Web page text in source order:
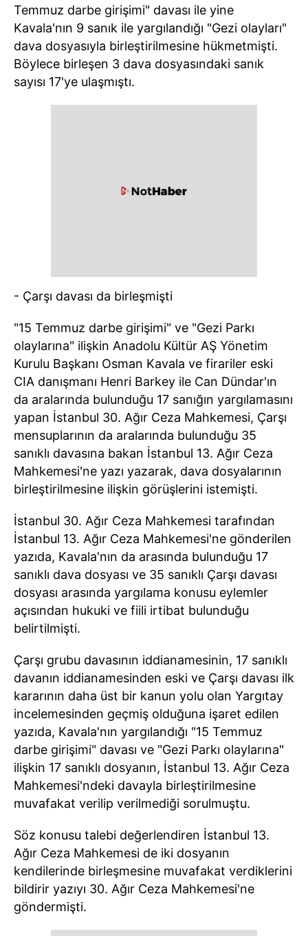
Temmuz darbe girişimi" davası ile yine
Kavala'nın 9 sanık ile yargılandığı "Gezi olayları"
dava dosyasıyla birleştirilmesine hükmetmişti.
Böylece birleşen 3 dava dosyasındaki sanık
sayısı 17'ye ulaşmıştı.
- Çarşı davası da birleşmişti
"15 Temmuz darbe girişimi" ve "Gezi Parkı
olaylarına" ilişkin Anadolu Kültür AŞ Yönetim
Kurulu Başkanı Osman Kavala ve firariler eski
CIA danışmanı Henri Barkey ile Can Dündar'ın
da aralarında bulunduğu 17 sanığın yargılamasını
yapan İstanbul 30. Ağır Ceza Mahkemesi, Çarşı
mensuplarının da aralarında bulunduğu 35
sanıklı davasına bakan İstanbul 13. Ağır Ceza
Mahkemesi'ne yazı yazarak, dava dosyalarının
birleştirilmesine ilişkin görüşlerini istemişti.
İstanbul 30. Ağır Ceza Mahkemesi tarafından
İstanbul 13. Ağır Ceza Mahkemesi'ne gönderilen
yazıda, Kavala'nın da arasında bulunduğu 17
sanıklı dava dosyası ve 35 sanıklı Çarşı davası
dosyası arasında yargılama konusu eylemler
açısından hukuki ve fiili irtibat bulunduğu
belirtilmişti.
Çarşı grubu davasının iddianamesinin, 17 sanıklı
davanın iddianamesinden eski ve Çarşı davası ilk
kararının daha üst bir kanun yolu olan Yargıtay
incelemesinden geçmiş olduğuna işaret edilen
yazıda, Kavala'nın yargılandığı "15 Temmuz
darbe girişimi" davası ve "Gezi Parkı olaylarına"
ilişkin 17 sanıklı dosyanın, İstanbul 13. Ağır Ceza
Mahkemesi'ndeki davayla birleştirilmesine
muvafakat verilip verilmediği sorulmuştu.
Söz konusu talebi değerlendiren İstanbul 13.
Ağır Ceza Mahkemesi de iki dosyanın
kendilerinde birleşmesine muvafakat verdiklerini
bildirir yazıyı 30. Ağır Ceza Mahkemesi'ne
göndermişti.